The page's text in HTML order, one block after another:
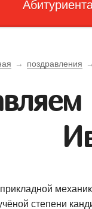
→ поздравления
степени